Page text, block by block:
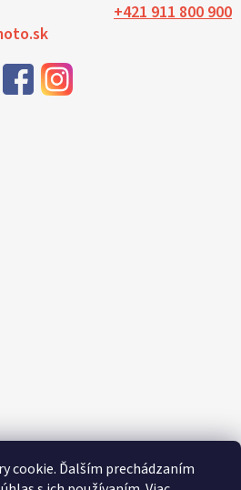
cookie. Ďalším prechádzaním
+421 911 800 900